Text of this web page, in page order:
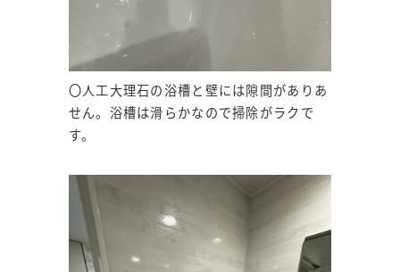
〇人工大理石の浴槽と壁には隙間がありあ
せん。浴槽は滑らかなので掃除がラクで
す。